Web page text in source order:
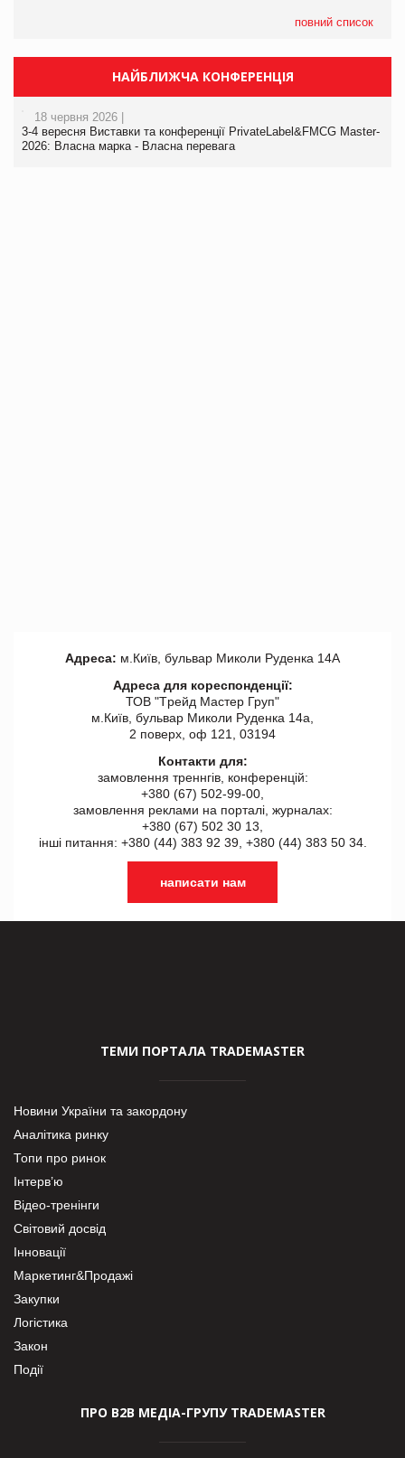
повний список
НАЙБЛИЖЧА КОНФЕРЕНЦІЯ
18 червня 2026 |
3-4 вересня Виставки та конференції PrivateLabel&FMCG Master-
2026: Власна марка - Власна перевага
Адреса: м.Київ, бульвар Миколи Руденка 14А
Адреса для кореспонденції:
ТОВ "Tрейд Мастер Груп"
м.Київ, бульвар Миколи Руденка 14а,
2 поверх, оф 121, 03194
Контакти для:
замовлення треннгів, конференцій:
+380 (67) 502-99-00,
замовлення реклами на порталі, журналах:
+380 (67) 502 30 13,
інші питання: +380 (44) 383 92 39, +380 (44) 383 50 34.
написати нам
ТЕМИ ПОРТАЛА TRADEMASTER
Новини України та закордону
Аналітика ринку
Топи про ринок
Інтерв’ю
Відео-тренінги
Світовий досвід
Інновації
Маркетинг&Продажі
Закупки
Логістика
Закон
Події
ПРО В2В МЕДІА-ГРУПУ TRADEMASTER